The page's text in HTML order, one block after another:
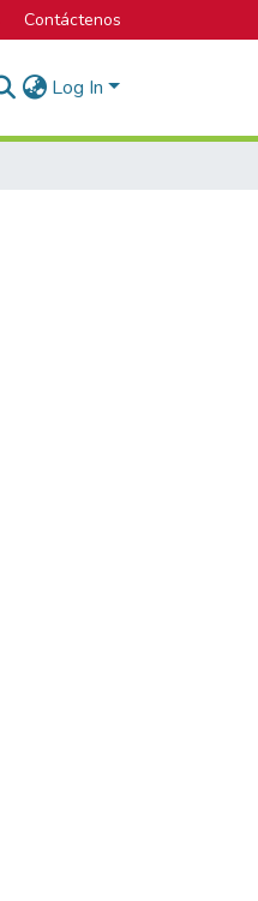
Contáctenos
Log In